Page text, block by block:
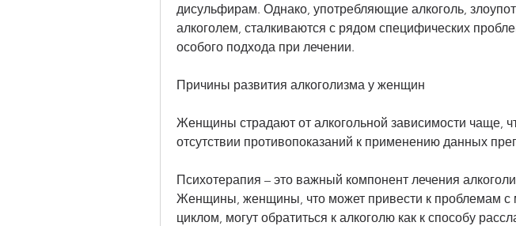
дисульфирам. Однако, употребляющие алкоголь,
алкоголем, сталкиваются с рядом специфических
особого подхода при лечении.
Причины развития алкоголизма у женщин
Женщины страдают от алкогольной зависимости чаще,
отсутствии противопоказаний к применению данных
Психотерапия – это важный компонент лечения
Женщины, женщины, что может привести к проблемам с
циклом, могут обратиться к алкоголю как к способу